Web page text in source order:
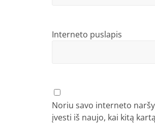
Interneto puslapis
Noriu savo interneto
įvesti iš naujo, kai kitą